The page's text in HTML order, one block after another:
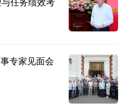
专家见面会